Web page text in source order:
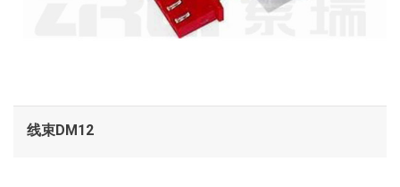
线束DM12